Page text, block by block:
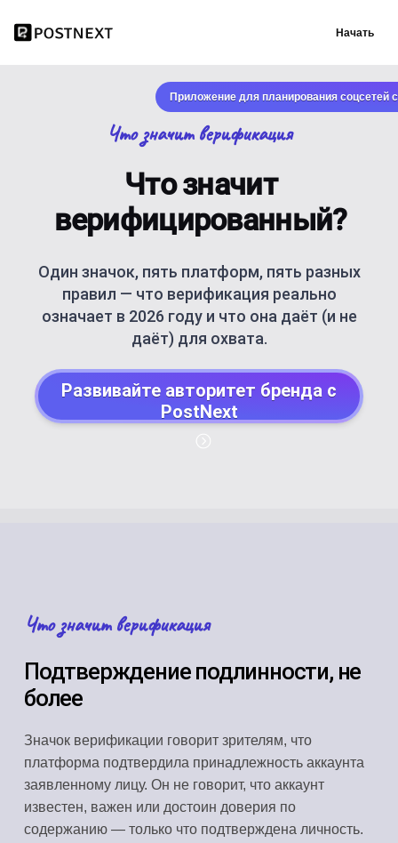
Начать
Приложение для планирования соцсетей
Что значит верификация
Что значит
верифицированный?
Один значок, пять платформ, пять разных
правил — что верификация реально
означает в 2026 году и что она даёт (и не
даёт) для охвата.
Развивайте авторитет бренда с
PostNext
Что значит верификация
Подтверждение подлинности, не
более
Значок верификации говорит зрителям, что
платформа подтвердила принадлежность аккаунта
заявленному лицу. Он не говорит, что аккаунт
известен, важен или достоин доверия по
содержанию — только что подтверждена личность.